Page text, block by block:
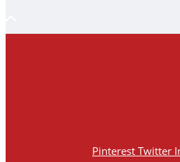
Pinterest Twitter